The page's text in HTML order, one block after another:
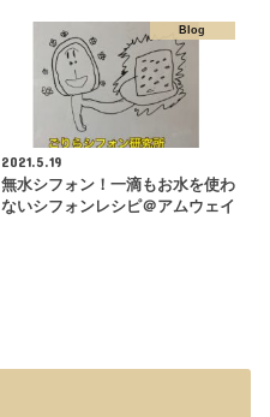
Blog
2021.5.19
無水シフォン！一滴もお水を使わ
ないシフォンレシピ＠アムウェイ